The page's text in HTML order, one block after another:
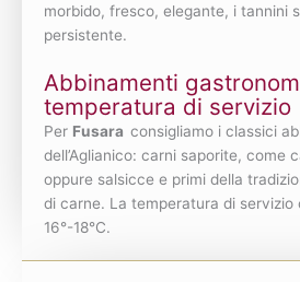
morbido, fresco, elegante, i tannini
persistente.
Abbinamenti
temperatura di servizio
Per Fusara consigliamo i classici
dell’Aglianico: carni saporite, come
oppure salsicce e primi della
di carne. La temperatura di servizio
16°-18°C.